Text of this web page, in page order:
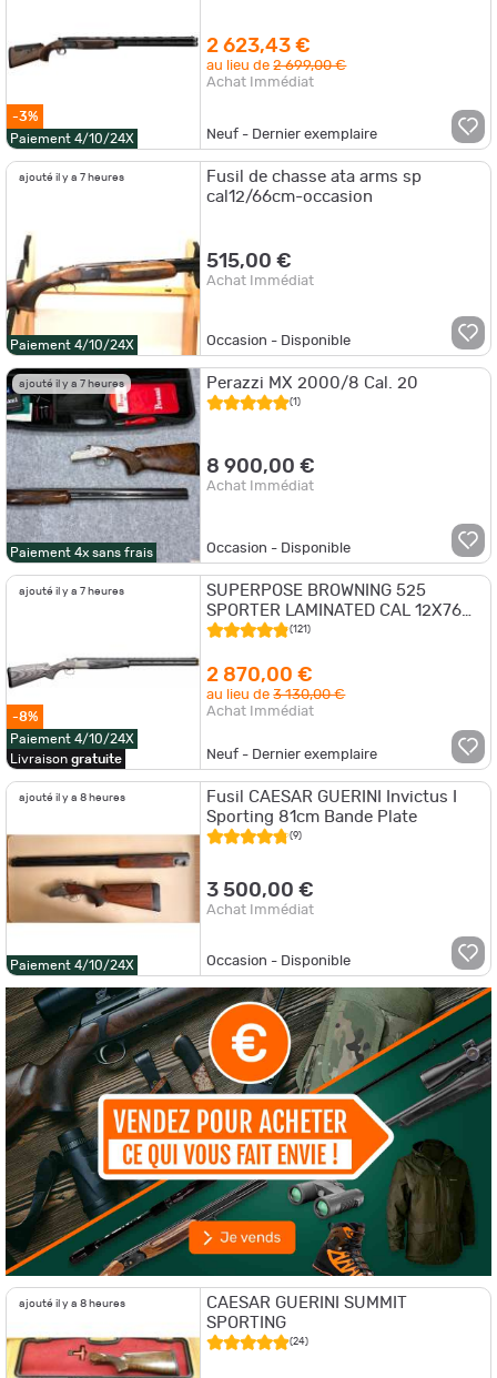
-3%
Paiement 4/10/24X
2 623,43 €
au lieu de2 699,00 €
Achat Immédiat
Neuf - Dernier exemplaire
ajouté il y a 7 heures
Paiement 4/10/24X
Fusil de chasse ata arms sp
cal12/66cm-occasion
515,00 €
Achat Immédiat
Occasion - Disponible
ajouté il y a 7 heures
Paiement 4x sans frais
Perazzi MX 2000/8 Cal. 20
(1)
8 900,00 €
Achat Immédiat
Occasion - Disponible
ajouté il y a 7 heures
-8%
Paiement 4/10/24X
Livraison gratuite
SUPERPOSE BROWNING 525
SPORTER LAMINATED CAL 12X76
CANON 76CM INVECTOR +
(121)
2 870,00 €
au lieu de3 130,00 €
Achat Immédiat
Neuf - Dernier exemplaire
ajouté il y a 8 heures
Paiement 4/10/24X
Fusil CAESAR GUERINI Invictus I
Sporting 81cm Bande Plate
(9)
3 500,00 €
Achat Immédiat
Occasion - Disponible
ajouté il y a 8 heures
CAESAR GUERINI SUMMIT
SPORTING
(24)